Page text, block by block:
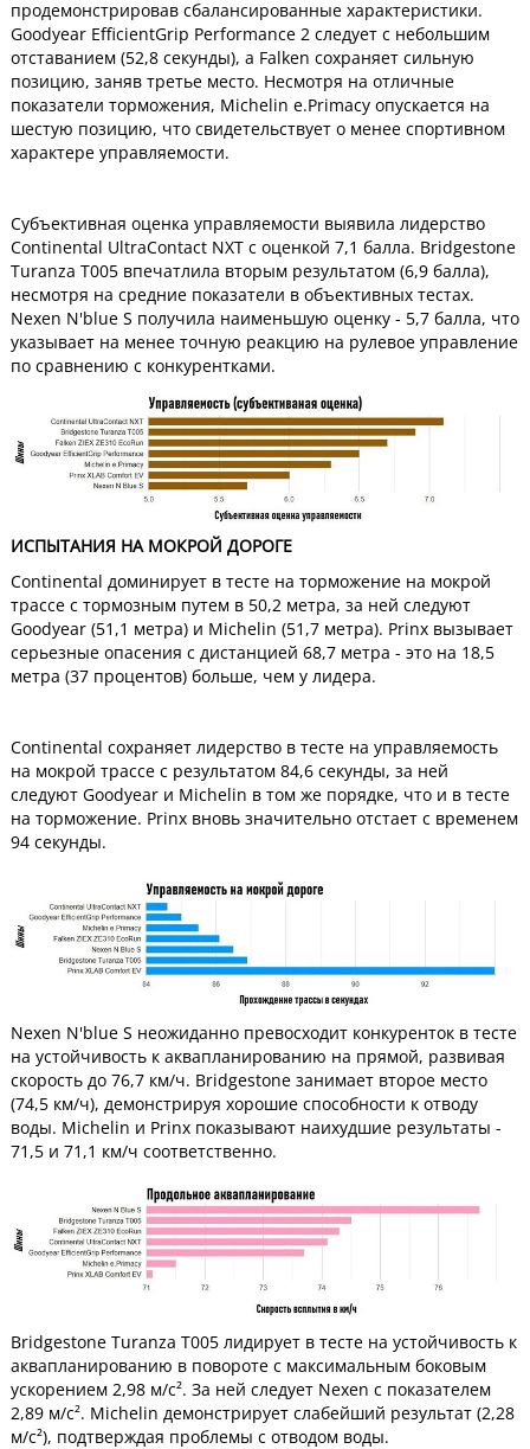
продемонстрировав сбалансированные характеристики.
Goodyear EfficientGrip Performance 2 следует с небольшим
отставанием (52,8 секунды), а Falken сохраняет сильную
позицию, заняв третье место. Несмотря на отличные
показатели торможения, Michelin e.Primacy опускается на
шестую позицию, что свидетельствует о менее спортивном
характере управляемости.
Субъективная оценка управляемости выявила лидерство
Continental UltraContact NXT с оценкой 7,1 балла. Bridgestone
Turanza T005 впечатлила вторым результатом (6,9 балла),
несмотря на средние показатели в объективных тестах.
Nexen N'blue S получила наименьшую оценку - 5,7 балла, что
указывает на менее точную реакцию на рулевое управление
по сравнению с конкурентками.
ИСПЫТАНИЯ НА МОКРОЙ ДОРОГЕ
Continental доминирует в тесте на торможение на мокрой
трассе с тормозным путем в 50,2 метра, за ней следуют
Goodyear (51,1 метра) и Michelin (51,7 метра). Prinx вызывает
серьезные опасения с дистанцией 68,7 метра - это на 18,5
метра (37 процентов) больше, чем у лидера.
Continental сохраняет лидерство в тесте на управляемость
на мокрой трассе с результатом 84,6 секунды, за ней
следуют Goodyear и Michelin в том же порядке, что и в тесте
на торможение. Prinx вновь значительно отстает с временем
94 секунды.
Nexen N'blue S неожиданно превосходит конкуренток в тесте
на устойчивость к аквапланированию на прямой, развивая
скорость до 76,7 км/ч. Bridgestone занимает второе место
(74,5 км/ч), демонстрируя хорошие способности к отводу
воды. Michelin и Prinx показывают наихудшие результаты -
71,5 и 71,1 км/ч соответственно.
Bridgestone Turanza T005 лидирует в тесте на устойчивость к
аквапланированию в повороте с максимальным боковым
ускорением 2,98 м/с². За ней следует Nexen с показателем
2,89 м/с². Michelin демонстрирует слабейший результат (2,28
м/с²), подтверждая проблемы с отводом воды.